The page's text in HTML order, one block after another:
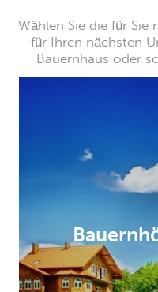
Wählen Sie die für
für Ihren nächsten
Bauernhaus oder